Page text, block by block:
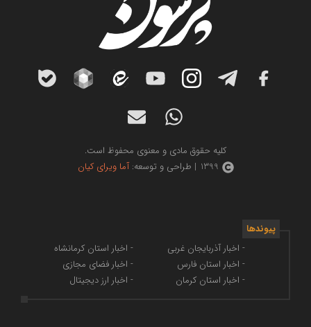
کلیه حقوق مادی و معنوی محفوظ است.
1399 | طراحی و توسعه:
آما ویرای کیان
پیوندها
- اخبار آذربایجان غربی
- اخبار استان فارس
- اخبار استان کرمان
- اخبار استان کرمانشاه
- اخبار فضای مجازی
- اخبار ارز دیجیتال